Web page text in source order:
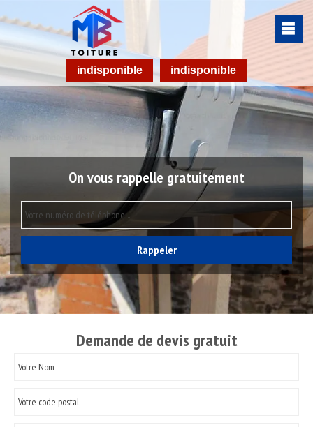
indisponible indisponible
On vous rappelle gratuitement
Demande de devis gratuit